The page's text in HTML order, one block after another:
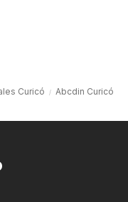
Curicó Abcdin Curicó